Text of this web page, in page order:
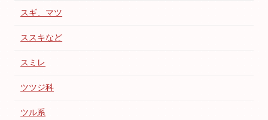
スギ、マツ
ススキなど
スミレ
ツツジ科
ツル系